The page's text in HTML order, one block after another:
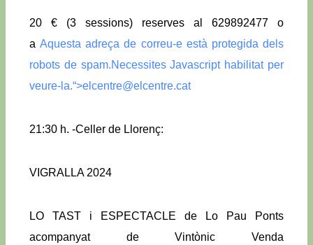
20 € (3 sessions) reserves al 629892477 o
aAquesta adreça de correu-e està protegida dels
robots de spam.Necessites Javascript habilitat per
veure-la.“>elcentre@elcentre.cat
21:30 h. -Celler de Llorenç:
VIGRALLA 2024
LO TAST i ESPECTACLE de Lo Pau Ponts
acompanyat de Vintònic Venda